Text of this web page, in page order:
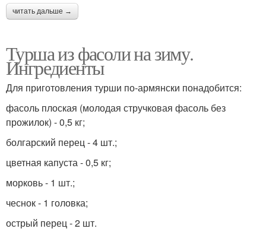
читать дальше →
Турша из фасоли на зиму.
Ингредиенты
Для приготовления турши по-армянски понадобится:
фасоль плоская (молодая стручковая фасоль без
прожилок) - 0,5 кг;
болгарский перец - 4 шт.;
цветная капуста - 0,5 кг;
морковь - 1 шт.;
чеснок - 1 головка;
острый перец - 2 шт.